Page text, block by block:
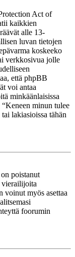
Act of
kaikkien
alle 13-
luvan tietojen
koskeeko
verkkosivua jolle
että phpBB
voi antaa
minkäänlaisissa
minun tulee
lakiasioissa tähän
poistanut
vierailijoita
voinut myös asettaa
foorumin